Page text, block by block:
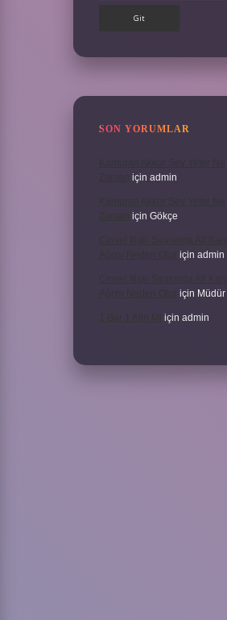
SON YORUMLAR
Kamuran Akkor Sev Yeter Ne
için admin
Kamuran Akkor Sev Yeter Ne
için Gökçe
Cinsel Ilişki Sırasında Alt Karın
için admin
Cinsel Ilişki Sırasında Alt Karın
için Müdür
1 Bar 1 Atm Mi için admin